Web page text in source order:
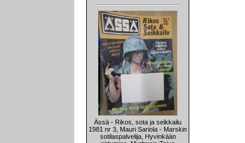
Ässä - Rikos, sota ja seikkailu
1981 nr 3, Mauri Sariola - Marskin
sotilaspalvelija, Hyvinkään